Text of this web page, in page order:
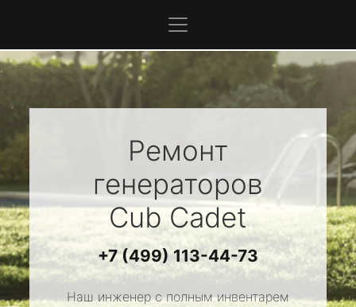
Ремонт
генераторов
Cub Cadet
+7 (499) 113-44-73
Наш инженер с полным инвентарем